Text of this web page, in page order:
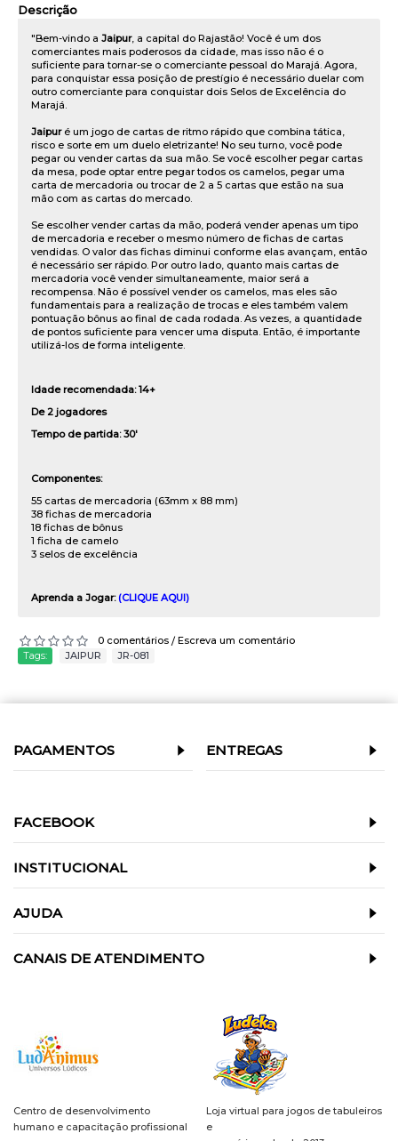
Descrição
"Bem-vindo a Jaipur, a capital do Rajastão! Você é um dos
comerciantes mais poderosos da cidade, mas isso não é o
suficiente para tornar-se o comerciante pessoal do Marajá. Agora,
para conquistar essa posição de prestígio é necessário duelar com
outro comerciante para conquistar dois Selos de Excelência do
Marajá.
Jaipuré um jogo de cartas de ritmo rápido que combina tática,
risco e sorte em um duelo eletrizante! No seu turno, você pode
pegar ou vender cartas da sua mão. Se você escolher pegar cartas
da mesa, pode optar entre pegar todos os camelos, pegar uma
carta de mercadoria ou trocar de 2 a 5 cartas que estão na sua
mão com as cartas do mercado.
Se escolher vender cartas da mão, poderá vender apenas um tipo
de mercadoria e receber o mesmo número de fichas de cartas
vendidas. O valor das fichas diminui conforme elas avançam, então
é necessário ser rápido. Por outro lado, quanto mais cartas de
mercadoria você vender simultaneamente, maior será a
recompensa. Não é possível vender os camelos, mas eles são
fundamentais para a realização de trocas e eles também valem
pontuação bônus ao final de cada rodada. As vezes, a quantidade
de pontos suficiente para vencer uma disputa. Então, é importante
utilizá-los de forma inteligente.
Idade recomendada: 14+
De 2 jogadores
Tempo de partida: 30'
Componentes:
55 cartas de mercadoria (63mm x 88 mm)
38 fichas de mercadoria
18 fichas de bônus
1 ficha de camelo
3 selos de excelência
Aprenda a Jogar:(CLIQUE AQUI)
0 comentários /Escreva um comentário
Tags:
JAIPUR JR-081
PAGAMENTOS ENTREGAS
FACEBOOK
INSTITUCIONAL
AJUDA
CANAIS DE ATENDIMENTO
Centro de desenvolvimento
humano e capacitação profissional
Loja virtual para jogos de tabuleiros
e